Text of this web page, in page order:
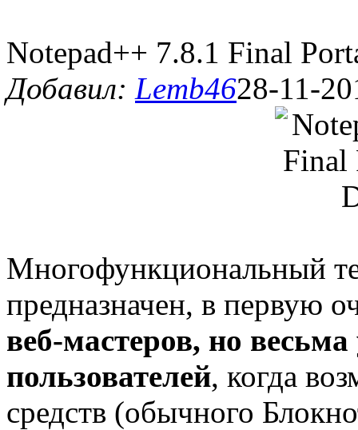
Notepad++ 7.8.1 Final
Добавил: Lemb4628-11-
Многофункциональный
предназначен, в первую
веб-мастеров, но
пользователей, когда
средств (обычного